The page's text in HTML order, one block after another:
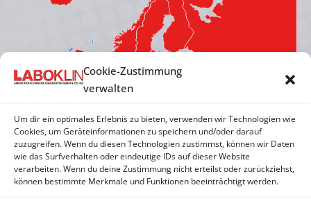
Cookie-Zustimmung
verwalten
Um dir ein optimales Erlebnis zu bieten, verwenden wir Technologien wie
Cookies, um Geräteinformationen zu speichern und/oder darauf
zuzugreifen. Wenn du diesen Technologien zustimmst, können wir Daten
wie das Surfverhalten oder eindeutige IDs auf dieser Website
verarbeiten. Wenn du deine Zustimmung nicht erteilst oder zurückziehst,
können bestimmte Merkmale und Funktionen beeinträchtigt werden.
in
in
windowwindow